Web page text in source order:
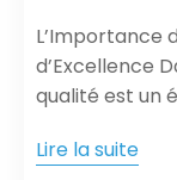
L’Importance
d’Excellence
qualité est un
Lire la suite